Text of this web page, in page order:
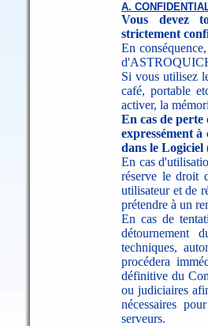
A.
Vous devez
strictement
En
Si vous utilisez
café, portable
activer, la
En cas de perte
expressément
dans le
En cas
réserve le droit
utilisateur et de
prétendre à un
En cas de
détournement
techniques,
procédera
définitive du
ou judiciaires
nécessaires
serveurs.